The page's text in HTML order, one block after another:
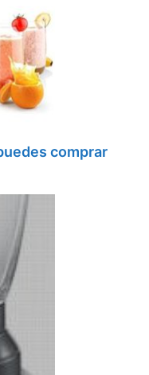
comprar